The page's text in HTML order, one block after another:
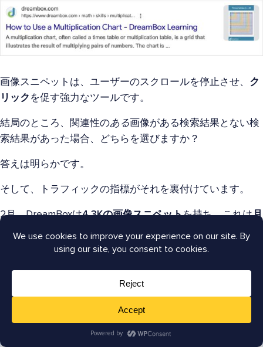
画像スニペットは、ユーザーのスクロールを停止させ、 ク
リック を促す強力なツールです。
結局のところ、関連性のある画像がある検索結果とない検
索結果があった場合、どちらを選びますか？
答えは明らかです。
そして、トラフィックの指標がそれを裏付けています。
2月、DreamBoxは4.3Kの画像スニペットを持ち、これは月
間46.2Kの訪問者
を生み出しました。